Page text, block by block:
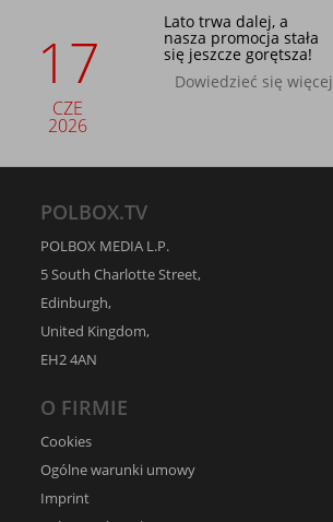
17
CZE
2026
Lato trwa dalej, a
nasza promocja stała
się jeszcze gorętsza!
Dowiedzieć się więcej
POLBOX.TV
POLBOX MEDIA L.P.
5 South Charlotte Street,
Edinburgh,
United Kingdom,
EH2 4AN
O FIRMIE
Cookies
Ogólne warunki umowy
Imprint